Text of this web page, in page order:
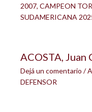
2007, CAMPEON
SUDAMERICANA
ACOSTA, Juan
Dejá un comentario /
DEFENSOR